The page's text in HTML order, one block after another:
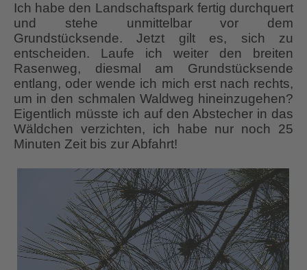
Ich habe den Landschaftspark fertig durchquert
und stehe unmittelbar vor dem
Grundstücksende. Jetzt gilt es, sich zu
entscheiden. Laufe ich weiter den breiten
Rasenweg, diesmal am Grundstücksende
entlang, oder wende ich mich erst nach rechts,
um in den schmalen Waldweg hineinzugehen?
Eigentlich müsste ich auf den Abstecher in das
Wäldchen verzichten, ich habe nur noch 25
Minuten Zeit bis zur Abfahrt!